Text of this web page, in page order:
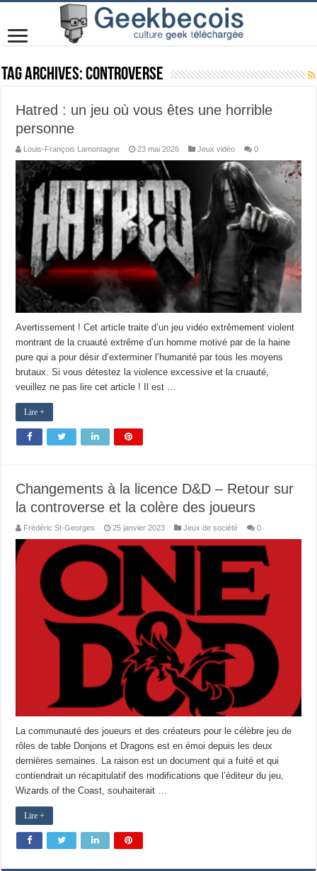
Tag Archives:Controverse
Hatred : un jeu où vous êtes une horrible
personne
Louis-François Lamontagne 23 mai 2026 Jeux vidéo 0
Avertissement ! Cet article traite d’un jeu vidéo extrêmement violent
montrant de la cruauté extrême d’un homme motivé par de la haine
pure qui a pour désir d’exterminer l’humanité par tous les moyens
brutaux. Si vous détestez la violence excessive et la cruauté,
veuillez ne pas lire cet article ! Il est …
Lire +
Changements à la licence D&D – Retour sur
la controverse et la colère des joueurs
Frédéric St-Georges 25 janvier 2023 Jeux de société 0
La communauté des joueurs et des créateurs pour le célèbre jeu de
rôles de table Donjons et Dragons est en émoi depuis les deux
dernières semaines. La raison est un document qui a fuité et qui
contiendrait un récapitulatif des modifications que l’éditeur du jeu,
Wizards of the Coast, souhaiterait …
Lire +